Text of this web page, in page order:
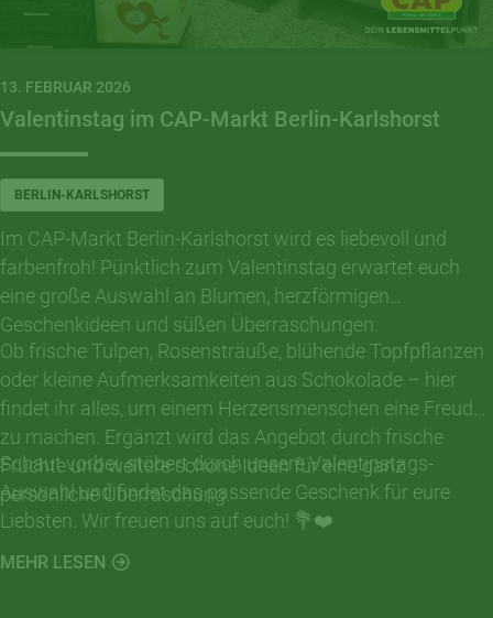
13. FEBRUAR 2026
Valentinstag im CAP-Markt Berlin-Karlshorst
BERLIN-KARLSHORST
Im CAP-Markt Berlin-Karlshorst wird es liebevoll und
farbenfroh! Pünktlich zum Valentinstag erwartet euch
eine große Auswahl an Blumen, herzförmigen
Geschenkideen und süßen Überraschungen.
Ob frische Tulpen, Rosensträuße, blühende Topfpflanzen
oder kleine Aufmerksamkeiten aus Schokolade – hier
findet ihr alles, um einem Herzensmenschen eine Freude
zu machen. Ergänzt wird das Angebot durch frische
Früchte und weitere schöne Ideen für eine ganz
persönliche Überraschung.
Schaut vorbei, stöbert durch unsere Valentinstags-
Auswahl und findet das passende Geschenk für eure
Liebsten. Wir freuen uns auf euch! 💐❤️
MEHR LESEN